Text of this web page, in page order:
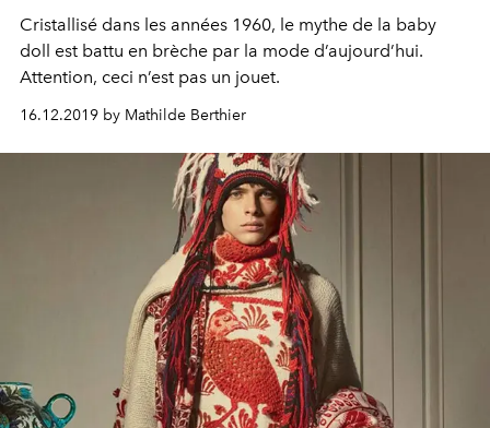
Cristallisé dans les années 1960, le mythe de la baby
doll est battu en brèche par la mode d’aujourd’hui.
Attention, ceci n’est pas un jouet.
16.12.2019 by Mathilde Berthier